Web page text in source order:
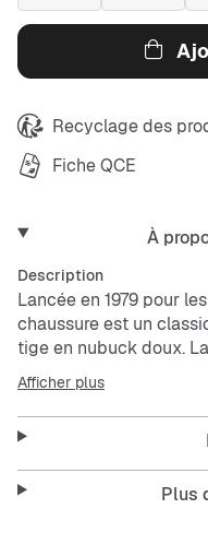
Recyclage des
Fiche QCE
À
Description
Lancée en 1979 pour
chaussure est un
tige en nubuck doux.
de caoutchouc souple
Caractéristiques
Fermeture par
Afficher plus
Plus